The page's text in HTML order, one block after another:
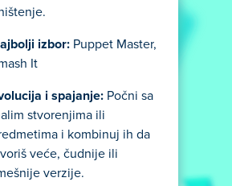
izbor: Puppet Master,
It
i spajanje: Počni sa
stvorenjima ili
i kombinuj ih da
veće, čudnije ili
verzije.